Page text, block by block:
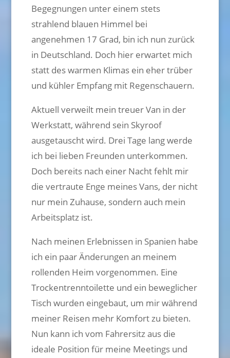
Begegnungen unter einem stets
strahlend blauen Himmel bei
angenehmen 17 Grad, bin ich nun zurück
in Deutschland. Doch hier erwartet mich
statt des warmen Klimas ein eher trüber
und kühler Empfang mit Regenschauern.
Aktuell verweilt mein treuer Van in der
Werkstatt, während sein Skyroof
ausgetauscht wird. Drei Tage lang werde
ich bei lieben Freunden unterkommen.
Doch bereits nach einer Nacht fehlt mir
die vertraute Enge meines Vans, der nicht
nur mein Zuhause, sondern auch mein
Arbeitsplatz ist.
Nach meinen Erlebnissen in Spanien habe
ich ein paar Änderungen an meinem
rollenden Heim vorgenommen. Eine
Trockentrenntoilette und ein beweglicher
Tisch wurden eingebaut, um mir während
meiner Reisen mehr Komfort zu bieten.
Nun kann ich vom Fahrersitz aus die
ideale Position für meine Meetings und